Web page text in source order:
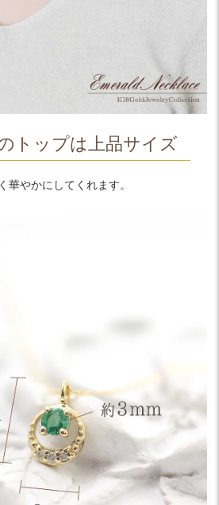
トップは上品サイズ
華やかにしてくれます。